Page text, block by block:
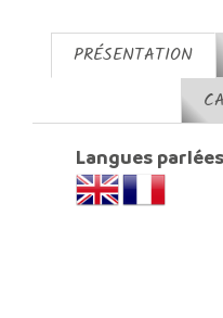
PRÉSENTATION
Langues parlées